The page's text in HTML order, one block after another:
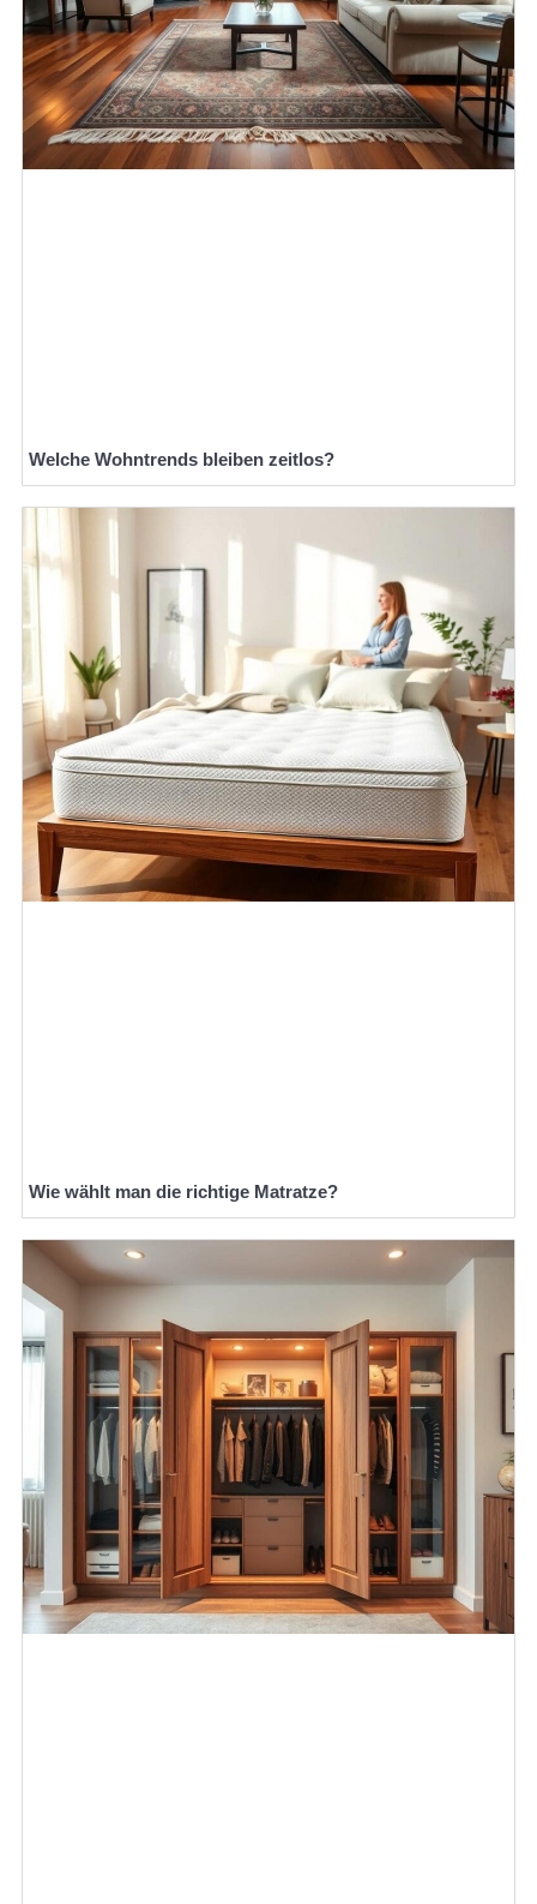
Welche Wohntrends bleiben zeitlos?
Wie wählt man die richtige Matratze?